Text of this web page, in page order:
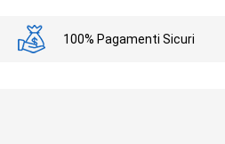
100% Pagamenti Sicuri